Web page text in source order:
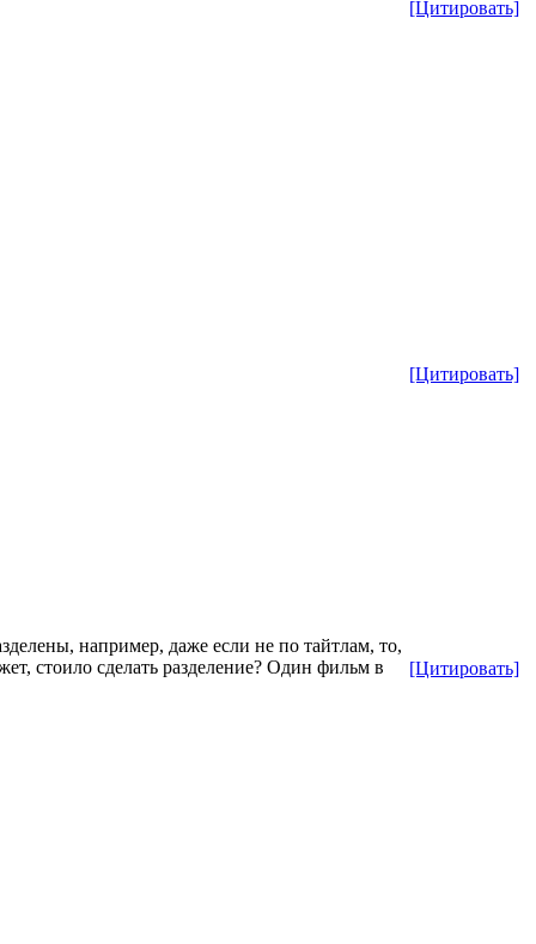
[Цитировать]
[Цитировать]
[Цитировать]
например, даже если не по тайтлам, то,
стоило сделать разделение? Один фильм в